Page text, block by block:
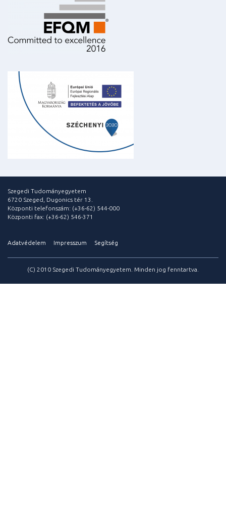
Szegedi Tudományegyetem
6720 Szeged, Dugonics tér 13.
Központi telefonszám: (+36-62) 544-000
Központi fax: (+36-62) 546-371
Adatvédelem Impresszum Segítség
(C) 2010 Szegedi Tudományegyetem. Minden jog fenntartva.